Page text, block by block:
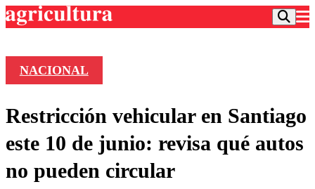
Frecuencias
Agricultura TV
Deportes
Colo Colo
Entretención
NACIONAL
Restricción vehicular en Santiago
este 10 de junio: revisa qué autos
no pueden circular